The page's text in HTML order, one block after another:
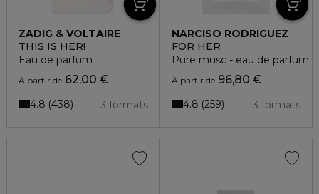
ZADIG & VOLTAIRE
THIS IS HER!
Eau de parfum
À partir de 62,00 €
3 formats
4.8 438
NARCISO RODRIGUEZ
FOR HER
Pure musc - eau de parfum
À partir de96,80 €
3 formats
4.8 259